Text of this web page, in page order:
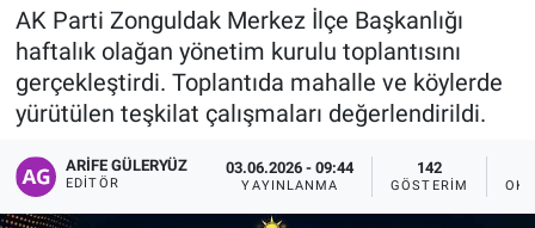
AK Parti Zonguldak Merkez İlçe Başkanlığı
haftalık olağan yönetim kurulu toplantısını
gerçekleştirdi. Toplantıda mahalle ve köylerde
yürütülen teşkilat çalışmaları değerlendirildi.
ARIFE GÜLERYÜZ
EDITÖR
03.06.2026 - 09:44
YAYINLANMA
142
GÖSTERIM
Kilimli
Asayiş
Süper Lig Puan Durumu ve Fikstür
Tüm Manşetler